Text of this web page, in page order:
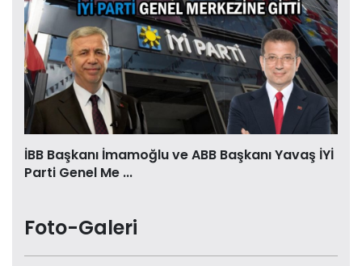
İBB Başkanı İmamoğlu ve ABB Başkanı Yavaş İYİ
Parti Genel Me ...
Foto-Galeri